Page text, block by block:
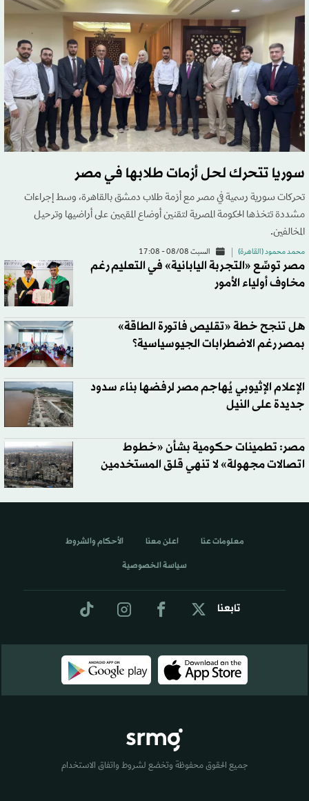
سوريا تتحرك لحل أزمات طلابها في مصر
تحركات سورية رسمية في مصر مع أزمة طلاب دمشق بالقاهرة، وسط إجراءات
مشددة تتخذها الحكومة المصرية لتقنين أوضاع المقيمين على أراضيها وترحيل
المخالفين.
محمد محمود (القاهرة) السبت 08/08 - 17:08
مصر توسِّع «التجربة اليابانية» في التعليم رغم
مخاوف أولياء الأمور
هل تنجح خطة «تقليص فاتورة الطاقة»
بمصر رغم الاضطرابات الجيوسياسية؟
الإعلام الإثيوبي يُهاجم مصر لرفضها بناء سدود
جديدة على النيل
مصر: تطمينات حكومية بشأن «خطوط
اتصالات مجهولة» لا تنهي قلق المستخدمين
تابعنا
معلومات عنا اعلن معنا الأحكام والشروط
سياسة الخصوصية
جميع الحقوق محفوظة وتخضع لشروط واتفاق الاستخدام